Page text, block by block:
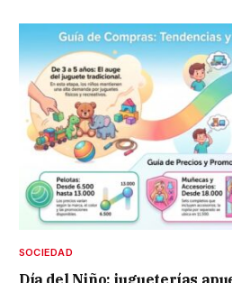
SOCIEDAD
Día del Niño: jugueterías